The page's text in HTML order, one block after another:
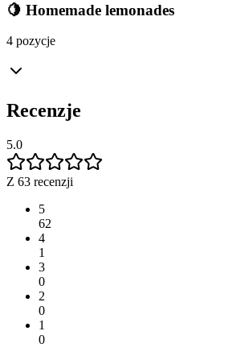
🍋 Homemade lemonades
4 pozycje
Recenzje
5.0
Z 63 recenzji
5
62
4
1
3
0
2
0
1
0